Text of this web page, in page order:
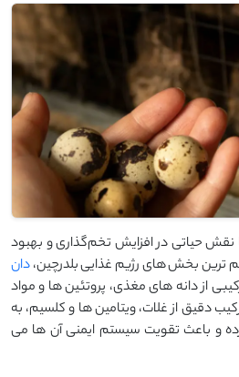
نقش حیاتی در افزایش تخم‌گذاری و بهبود
ترین بخش ‌های رژیم غذایی بلدرچین،دان
از دانه ‌های مغذی، پروتئین ‌ها و مواد
دقیق از غلات، ویتامین ‌ها و کلسیم، به
و باعث تقویت سیستم ایمنی آن‌ ها می